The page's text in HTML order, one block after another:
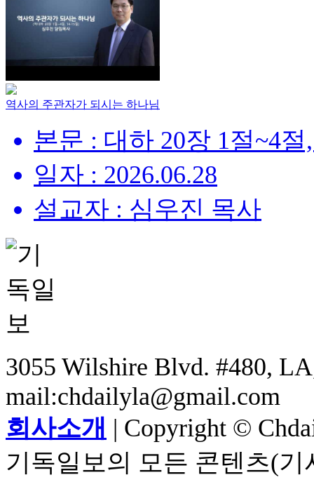
역사의 주관자가 되시는 하나님
본문 : 대하 20장 1절~4절
일자 : 2026.06.28
설교자 : 심우진 목사
3055 Wilshire Blvd. #480,
mail:chdailyla@gmail.com
회사소개 | Copyright ©
기독일보의 모든 콘텐츠(